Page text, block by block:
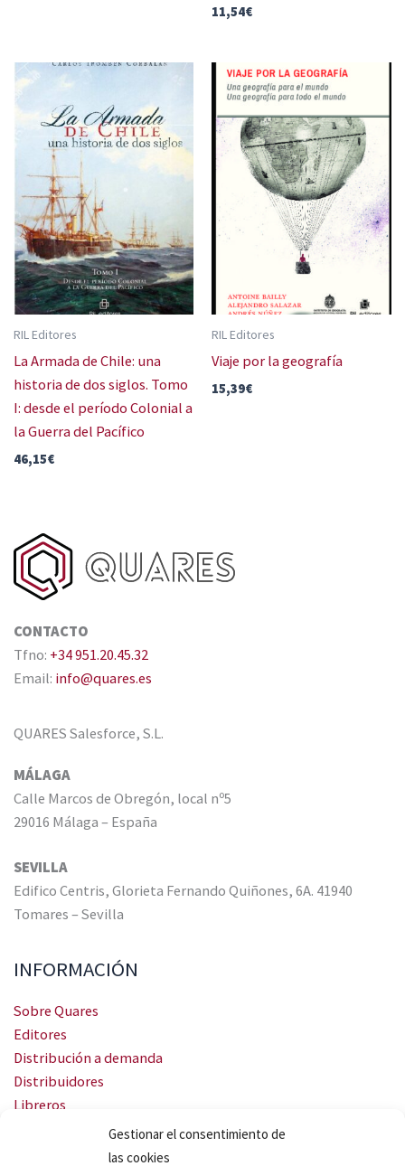
Gestionar el consentimiento de
las cookies
11,54€
RIL Editores
La Armada de Chile: una
historia de dos siglos. Tomo
I: desde el período Colonial a
la Guerra del Pacífico
46,15€
RIL Editores
Viaje por la geografía
15,39€
CONTACTO
Tfno: +34 951.20.45.32
Email: info@quares.es
QUARES Salesforce, S.L.
MÁLAGA
Calle Marcos de Obregón, local nº5
29016 Málaga – España
SEVILLA
Edifico Centris, Glorieta Fernando Quiñones, 6A. 41940
Tomares – Sevilla
INFORMACIÓN
Sobre Quares
Editores
Distribución a demanda
Distribuidores
Libreros
Servicio Landingweb
Crea tu audiobook